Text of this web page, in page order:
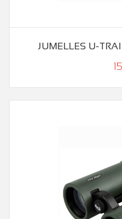
JUMELLES U-